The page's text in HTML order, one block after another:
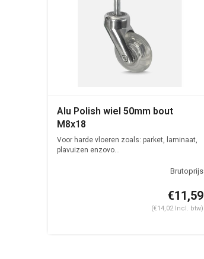
Alu Polish wiel 50mm bout
M8x18
Voor harde vloeren zoals: parket, laminaat,
plavuizen enzovo...
€11,59
(€14,02 Incl. btw)